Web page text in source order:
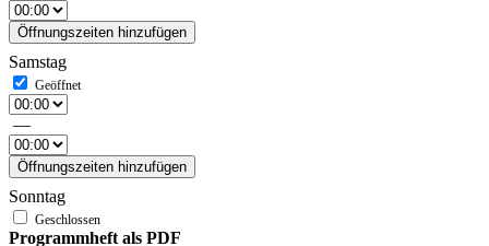
Öffnungszeiten hinzufügen
Samstag
—
Öffnungszeiten hinzufügen
Sonntag
Programmheft als PDF